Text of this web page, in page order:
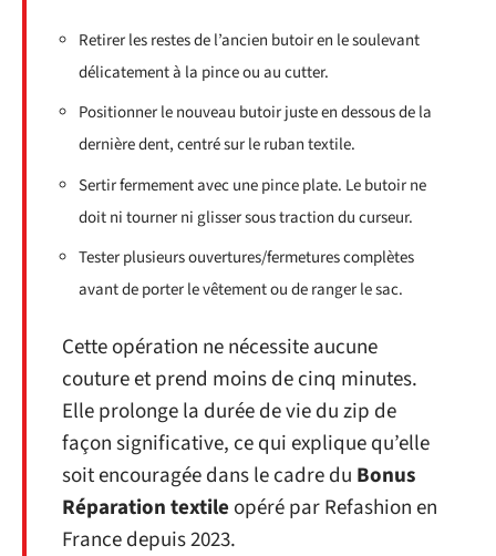
Retirer les restes de l’ancien butoir en le soulevant
délicatement à la pince ou au cutter.
Positionner le nouveau butoir juste en dessous de la
dernière dent, centré sur le ruban textile.
Sertir fermement avec une pince plate. Le butoir ne
doit ni tourner ni glisser sous traction du curseur.
Tester plusieurs ouvertures/fermetures complètes
avant de porter le vêtement ou de ranger le sac.
Cette opération ne nécessite aucune
couture et prend moins de cinq minutes.
Elle prolonge la durée de vie du zip de
façon significative, ce qui explique qu’elle
soit encouragée dans le cadre du Bonus
Réparation textile opéré par Refashion en
France depuis 2023.